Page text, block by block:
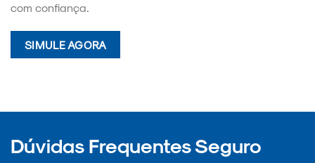
com confiança.
SIMULE AGORA
Dúvidas Frequentes Seguro